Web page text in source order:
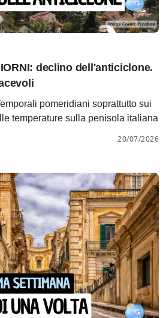
declino dell'anticiclone.
pomeridiani soprattutto sui
temperature sulla penisola italiana
20/07/2026